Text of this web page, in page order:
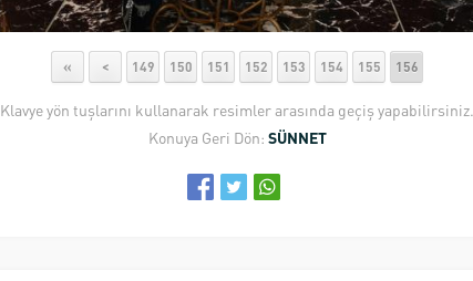
« < 149 150 151 152 153 154 155 156
Klavye yön tuşlarını kullanarak resimler arasında geçiş yapabilirsiniz.
Konuya Geri Dön: SÜNNET